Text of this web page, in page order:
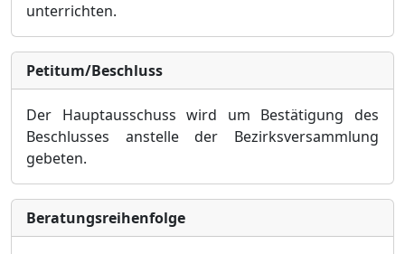
unterrichten.
Petitum/Beschluss
Der Hauptausschuss wird um Bestätigung des
Beschlusses anstelle der Bezirksversammlung
gebeten.
Bera­tungs­reihen­folge